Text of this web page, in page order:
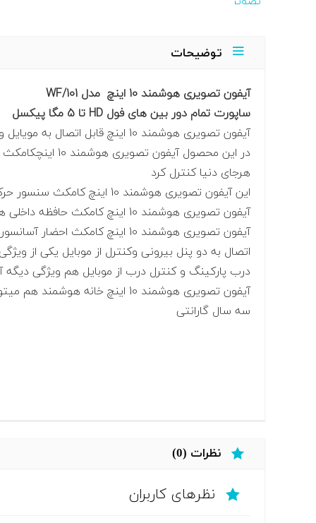
توضیحات
آیفون تصویری هوشمند 10 اینچ مدل 101/WF
ساپورت تمام دور بین های فول HD تا 5 مگا پیکسل
آیفون تصویری هوشمند 10 اینچ قابل اتصال به مویایل و کنترل کامل از هر جای دنیا میباشد.
در این محصول
هرجای دنیا کنترل کرد
این آیفون تصویری هوشمند 10 اینچ کامکث سنسور حرکت برای ظبط تصاویر بر روی کارت حافظه و بر روی موبایل یا تاچ پنل
آیفون تصویری هوشمند 10 اینچ کامکث حافظه داخلی هم داره
آیفون تصویری هوشمند 10 اینچ کامکث احضار آسانسور از موبایل یا مانیتور داره
اتصال به دو پنل بیرونی وکنترل از موبایل یکی از ویژگی های
درب پارکینگ و کنترل درب از موبایل هم ویژگی دیگه آیفون
آیفون تصویری هوشمند 10 اینچ خانه هوشمند هم میتونه متصل باشه
سه سال گارانتی
نظرات (0)
نظرهای کاربران